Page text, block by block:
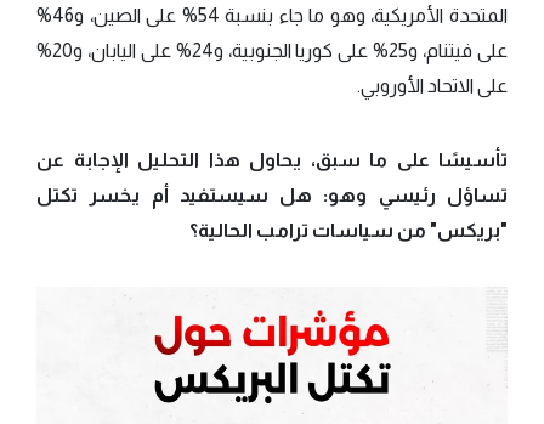
المتحدة الأمريكية، وهو ما جاء بنسبة 54% على الصين، و46%
على فيتنام، و25% على كوريا الجنوبية، و24% على اليابان، و20%
على الاتحاد الأوروبي.
تأسيسًا على ما سبق، يحاول هذا التحليل الإجابة عن
تساؤل رئيسي وهو: هل سيستفيد أم يخسر تكتل
"بريكس" من سياسات ترامب الحالية؟